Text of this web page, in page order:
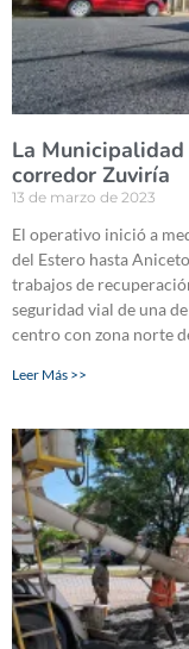
La
corredor Zuviría
13 de marzo de 2023
El operativo inició a
del Estero hasta
trabajos de
seguridad vial de una
centro con zona norte
Leer Más >>